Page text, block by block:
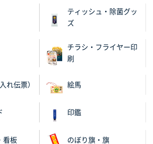
さまより、ご丁寧なサポートをいただ
ト印刷サービスよりも安心して購入まで
別ご注文ページ
3000枚
時に、納期と金額面でかなり業者さんを
させていただきました。 昨年注文分も、
リだったにも関わらず、丁寧に対応して
おり助かっております。
ティッシュ・除菌グッ
ズ
チラシ・フライヤー印
刷
れ伝票） 絵馬
印鑑
看板 のぼり旗・旗